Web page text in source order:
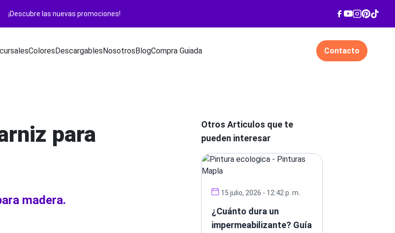
¡Descubre las nuevas promociones!
ColoresDescargablesNosotrosBlogCompra Guiada Contacto
para
madera.
Otros Articulos que te
pueden interesar
15 julio, 2026 - 12:42 p. m.
¿Cuánto dura un
impermeabilizante? Guía